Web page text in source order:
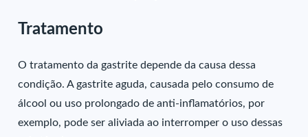
Tratamento
O tratamento da gastrite depende da causa dessa
condição. A gastrite aguda, causada pelo consumo de
álcool ou uso prolongado de anti-inflamatórios, por
exemplo, pode ser aliviada ao interromper o uso dessas